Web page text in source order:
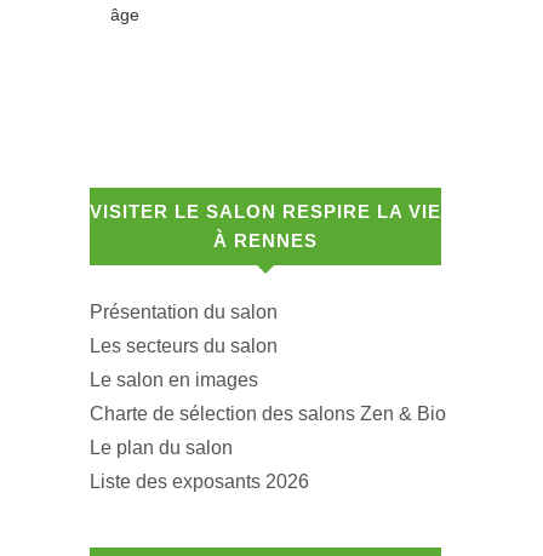
âge
VISITER LE SALON RESPIRE LA VIE
À RENNES
Présentation du salon
Les secteurs du salon
Le salon en images
Charte de sélection des salons Zen & Bio
Le plan du salon
Liste des exposants 2026